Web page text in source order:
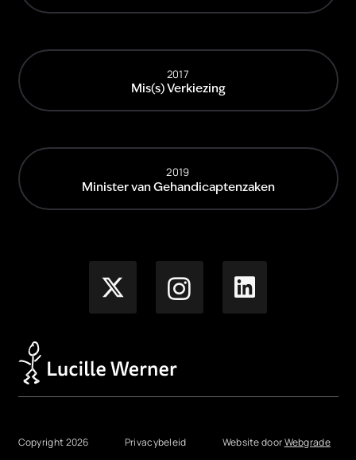
2017
Mis(s) Verkiezing
2019
Minister van Gehandicaptenzaken
Copyright 2026 Privacybeleid Website doorWebgrade